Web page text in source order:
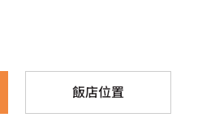
飯店位置